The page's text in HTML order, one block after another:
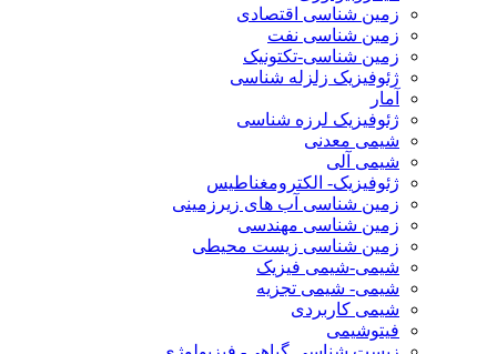
زمین شناسی اقتصادی
زمین شناسی نفت
زمین شناسی-تکتونیک
ژئوفیزیک زلزله شناسی
آمار
ژئوفیزیک لرزه شناسی
شیمی معدنی
شیمی آلی
ژئوفیزیک- الکترومغناطیس
زمین شناسی آب های زیرزمینی
زمین شناسی مهندسی
زمین شناسی زیست محیطی
شیمی-شیمی فیزیک
شیمی- شیمی تجزیه
شیمی کاربردی
فیتوشیمی